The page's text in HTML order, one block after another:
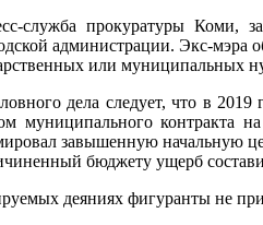
служба прокуратуры Коми,
администрации. Экс-мэра
или муниципальных
дела следует, что в
муниципального контракта
завышенную начальную
бюджету ущерб
деяниях фигуранты не